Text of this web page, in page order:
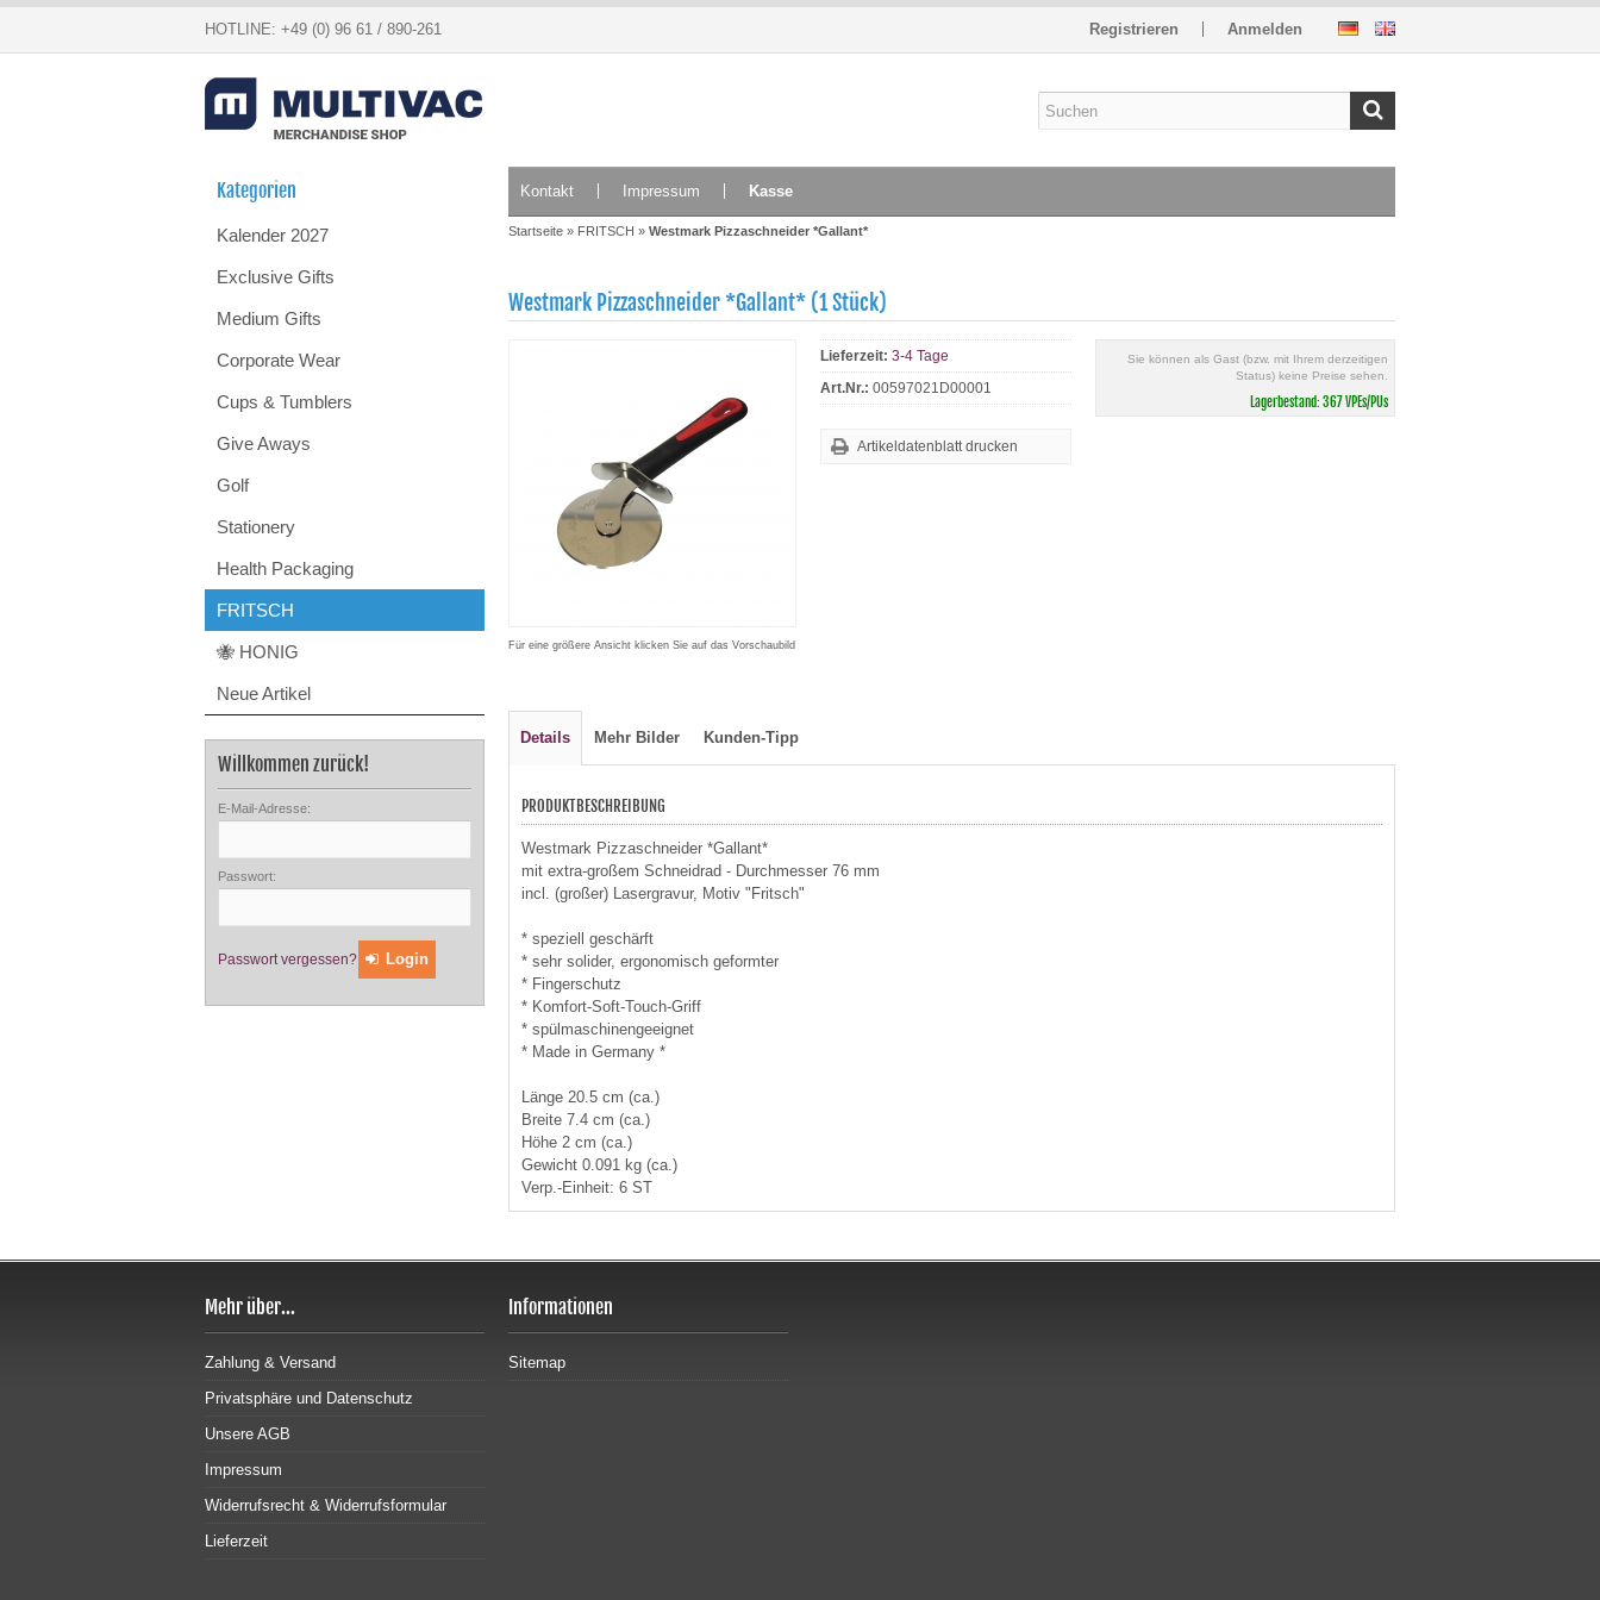
HOTLINE: +49 (0) 96 61 / 890-261 Registrieren Anmelden
Kategorien
Kalender 2027
Exclusive Gifts
Medium Gifts
Corporate Wear
Cups & Tumblers
Give Aways
Golf
Stationery
Health Packaging
FRITSCH
🐝 HONIG
Neue Artikel
Willkommen zurück!
E-Mail-Adresse:
Passwort:
Passwort vergessen? Login
Kontakt Impressum Kasse
Startseite » FRITSCH » Westmark Pizzaschneider *Gallant*
Westmark Pizzaschneider *Gallant* (1 Stück)
Für eine größere Ansicht klicken Sie auf das Vorschaubild
Lieferzeit: 3-4 Tage
Art.Nr.: 00597021D00001
Artikeldatenblatt drucken
Sie können als Gast (bzw. mit Ihrem derzeitigen
Status) keine Preise sehen.
Lagerbestand: 367 VPEs/PUs
Details Mehr Bilder Kunden-Tipp
PRODUKTBESCHREIBUNG
Westmark Pizzaschneider *Gallant*
mit extra-großem Schneidrad - Durchmesser 76 mm
incl. (großer) Lasergravur, Motiv "Fritsch"
* speziell geschärft
* sehr solider, ergonomisch geformter
* Fingerschutz
* Komfort-Soft-Touch-Griff
* spülmaschinengeeignet
* Made in Germany *
Länge 20.5 cm (ca.)
Breite 7.4 cm (ca.)
Höhe 2 cm (ca.)
Gewicht 0.091 kg (ca.)
Verp.-Einheit: 6 ST
Mehr über...
Zahlung & Versand
Privatsphäre und Datenschutz
Unsere AGB
Impressum
Widerrufsrecht & Widerrufsformular
Lieferzeit
Informationen
Sitemap